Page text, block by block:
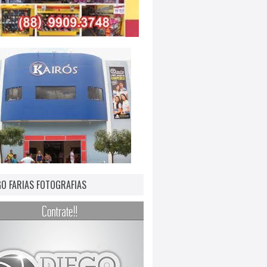
FARIAS FOTOGRAFIAS